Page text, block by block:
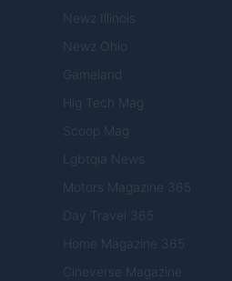
Newz Illinois
Newz Ohio
Gameland
Hig Tech Mag
Scoop Mag
Lgbtqia News
Motors Magazine 365
Day Travel 365
Home Magazine 365
Cineverse Magazine